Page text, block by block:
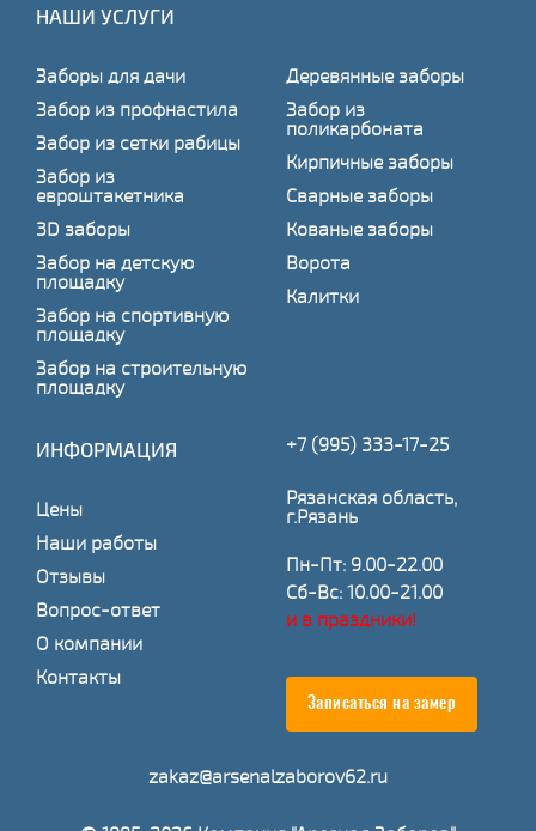
НАШИ УСЛУГИ
Заборы для дачи
Забор из профнастила
Забор из сетки рабицы
Забор из
евроштакетника
3D заборы
Забор на детскую
площадку
Забор на спортивную
площадку
Забор на строительную
площадку
Деревянные заборы
Забор из
поликарбоната
Кирпичные заборы
Сварные заборы
Кованые заборы
Ворота
Калитки
ИНФОРМАЦИЯ
Цены
Наши работы
Отзывы
Вопрос-ответ
О компании
Контакты
+7 (995) 333-17-25
Рязанская область,
г.Рязань
Пн-Пт: 9.00-22.00
Сб-Вс: 10.00-21.00
и в праздники!
Записаться на замер
zakaz@arsenalzaborov62.ru